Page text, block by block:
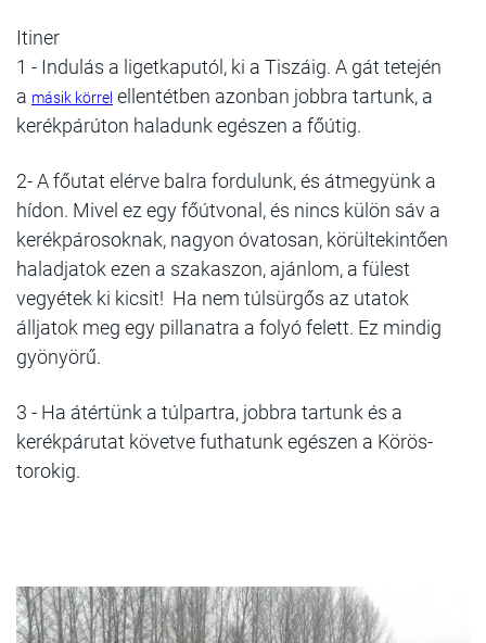
Itiner
1 - Indulás a ligetkaputól, ki a Tiszáig. A gát tetején
a másik körrel ellentétben azonban jobbra tartunk, a
kerékpárúton haladunk egészen a főútig.
2-A főutat elérve balra fordulunk, és átmegyünk a
hídon. Mivel ez egy főútvonal, és nincs külön sáv a
kerékpárosoknak, nagyon óvatosan, körültekintően
haladjatok ezen a szakaszon, ajánlom, a fülest
vegyétek ki kicsit! Ha nem túlsürgős az utatok
álljatok meg egy pillanatra a folyó felett. Ez mindig
gyönyörű.
3 - Ha átértünk a túlpartra, jobbra tartunk és a
kerékpárutat követve futhatunk egészen a Körös-
torokig.